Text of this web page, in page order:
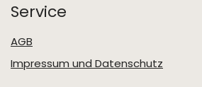
Service
AGB
Impressum und Datenschutz